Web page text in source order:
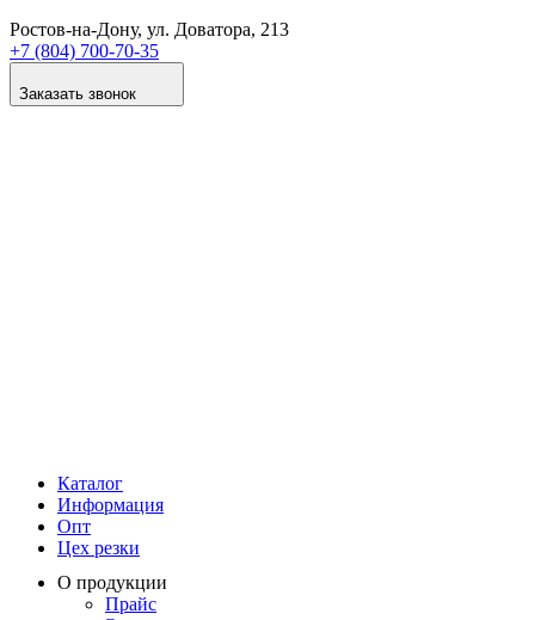
Ростов-на-Дону, ул. Доватора, 213
+7 (804) 700-70-35
Заказать звонок
Каталог
Информация
Опт
Цех резки
О продукции
Прайс